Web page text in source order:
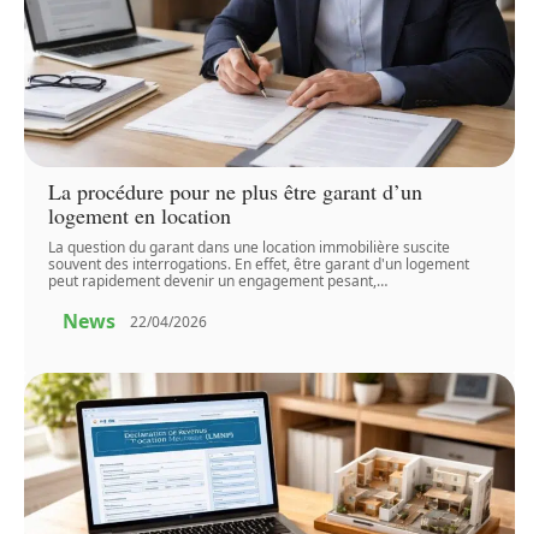
La procédure pour ne plus être garant d’un
logement en location
La question du garant dans une location immobilière suscite
souvent des interrogations. En effet, être garant d'un logement
peut rapidement devenir un engagement pesant,…
News 22/04/2026